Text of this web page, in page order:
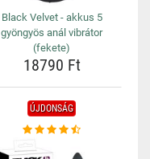
Black Velvet - akkus 5
gyöngyös anál vibrátor
(fekete)
18790 Ft
ÚJDONSÁG